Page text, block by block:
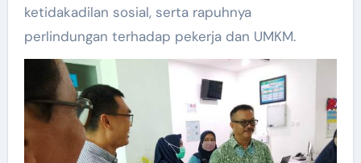
ketidakadilan sosial, serta rapuhnya
perlindungan terhadap pekerja dan UMKM.